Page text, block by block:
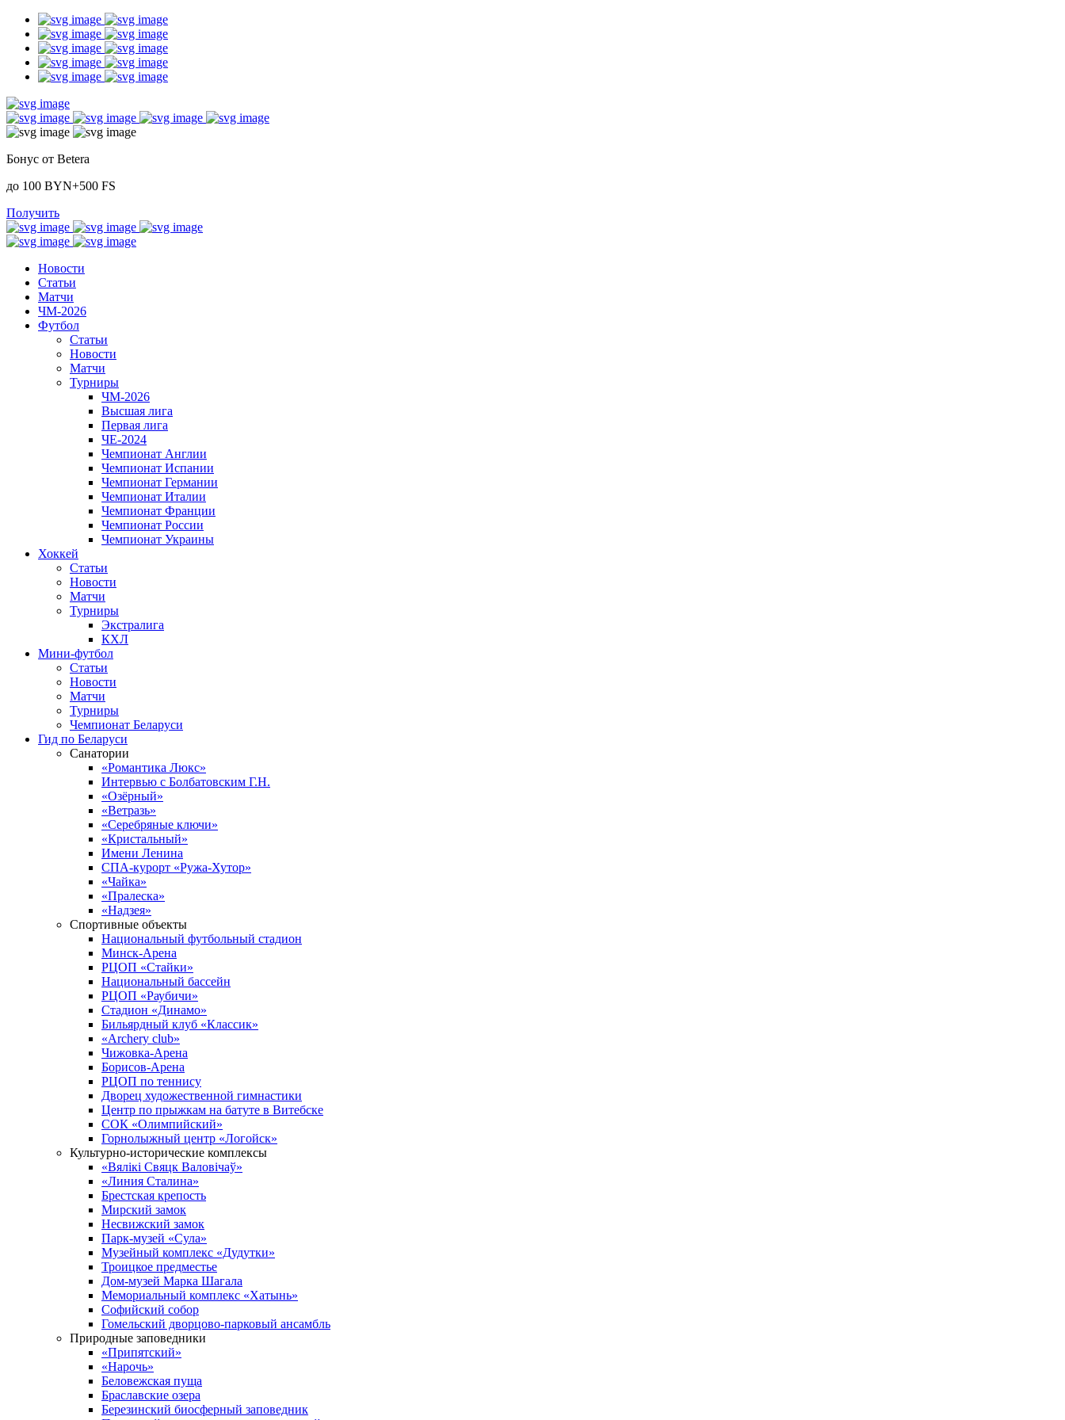
Бонус от Betera
до 100 BYN+500 FS
Получить
Новости
Статьи
Матчи
ЧМ-2026
Футбол
Статьи
Новости
Матчи
Турниры
ЧМ-2026
Высшая лига
Первая лига
ЧЕ-2024
Чемпионат Англии
Чемпионат Испании
Чемпионат Германии
Чемпионат Италии
Чемпионат Франции
Чемпионат России
Чемпионат Украины
Хоккей
Статьи
Новости
Матчи
Турниры
Экстралига
КХЛ
Мини-футбол
Статьи
Новости
Матчи
Турниры
Чемпионат Беларуси
Гид по Беларуси
Санатории
«Романтика Люкс»
Интервью с Болбатовским Г.Н.
«Озёрный»
«Ветразь»
«Серебряные ключи»
«Кристальный»
Имени Ленина
СПА-курорт «Ружа-Хутор»
«Чайка»
«Пралеска»
«Надзея»
Спортивные объекты
Национальный футбольный стадион
Минск-Арена
РЦОП «Стайки»
Национальный бассейн
РЦОП «Раубичи»
Стадион «Динамо»
Бильярдный клуб «Классик»
«Archery club»
Чижовка-Арена
Борисов-Арена
РЦОП по теннису
Дворец художественной гимнастики
Центр по прыжкам на батуте в Витебске
СОК «Олимпийский»
Горнолыжный центр «Логойск»
Культурно-исторические комплексы
«Вялікі Свяцк Валовічаў»
«Линия Сталина»
Брестская крепость
Мирский замок
Несвижский замок
Парк-музей «Сула»
Музейный комплекс «Дудутки»
Троицкое предместье
Дом-музей Марка Шагала
Мемориальный комплекс «Хатынь»
Софийский собор
Гомельский дворцово-парковый ансамбль
Природные заповедники
«Припятский»
«Нарочь»
Беловежская пуща
Браславские озера
Березинский биосферный заповедник